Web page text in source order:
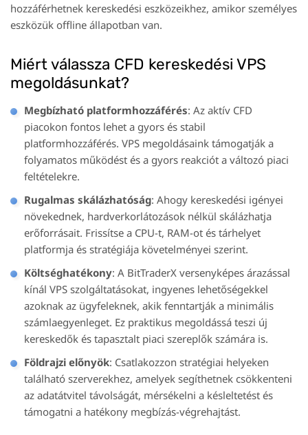
hozzáférhetnek kereskedési eszközeikhez, amikor személyes
eszközük offline állapotban van.
Miért válassza CFD kereskedési VPS
megoldásunkat?
Megbízható platformhozzáférés: Az aktív CFD
piacokon fontos lehet a gyors és stabil
platformhozzáférés. VPS megoldásaink támogatják a
folyamatos működést és a gyors reakciót a változó piaci
feltételekre.
Rugalmas skálázhatóság: Ahogy kereskedési igényei
növekednek, hardverkorlátozások nélkül skálázhatja
erőforrásait. Frissítse a CPU-t, RAM-ot és tárhelyet
platformja és stratégiája követelményei szerint.
Költséghatékony: A BitTraderX versenyképes árazással
kínál VPS szolgáltatásokat, ingyenes lehetőségekkel
azoknak az ügyfeleknek, akik fenntartják a minimális
számlaegyenleget. Ez praktikus megoldássá teszi új
kereskedők és tapasztalt piaci szereplők számára is.
Földrajzi előnyök: Csatlakozzon stratégiai helyeken
található szerverekhez, amelyek segíthetnek csökkenteni
az adatátvitel távolságát, mérsékelni a késleltetést és
támogatni a hatékony megbízás-végrehajtást.